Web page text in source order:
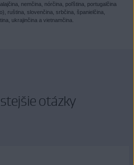
nemčina, nórčina, poľština, portugalčina
ruština, slovenčina, srbčina, španielčina,
ukrajinčina a vietnamčina.
otázky